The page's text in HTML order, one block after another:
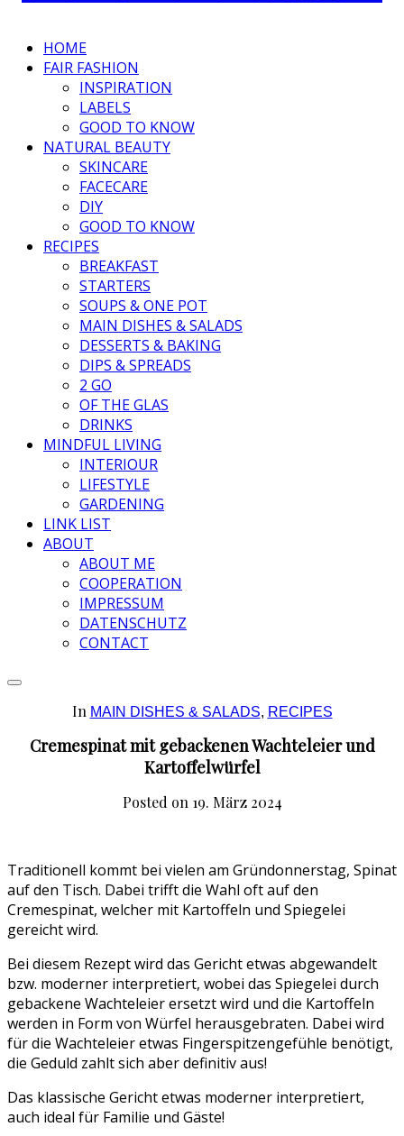
HOME
FAIR FASHION
INSPIRATION
LABELS
GOOD TO KNOW
NATURAL BEAUTY
SKINCARE
FACECARE
DIY
GOOD TO KNOW
RECIPES
BREAKFAST
STARTERS
SOUPS & ONE POT
MAIN DISHES & SALADS
DESSERTS & BAKING
DIPS & SPREADS
2 GO
OF THE GLAS
DRINKS
MINDFUL LIVING
INTERIOUR
LIFESTYLE
GARDENING
LINK LIST
ABOUT
ABOUT ME
COOPERATION
IMPRESSUM
DATENSCHUTZ
CONTACT
In MAIN DISHES & SALADS, RECIPES
Cremespinat mit gebackenen Wachteleier und
Kartoffelwürfel
Posted on 19. März 2024
Traditionell kommt bei vielen am Gründonnerstag, Spinat
auf den Tisch. Dabei trifft die Wahl oft auf den
Cremespinat, welcher mit Kartoffeln und Spiegelei
gereicht wird.
Bei diesem Rezept wird das Gericht etwas abgewandelt
bzw. moderner interpretiert, wobei das Spiegelei durch
gebackene Wachteleier ersetzt wird und die Kartoffeln
werden in Form von Würfel herausgebraten. Dabei wird
für die Wachteleier etwas Fingerspitzengefühle benötigt,
die Geduld zahlt sich aber definitiv aus!
Das klassische Gericht etwas moderner interpretiert,
auch ideal für Familie und Gäste!